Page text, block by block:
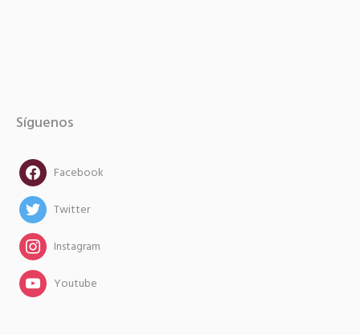
Síguenos
facebookFacebook
twitterTwitter
instagramInstagram
instagramYoutube